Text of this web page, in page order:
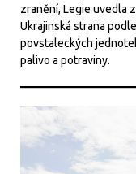
zranění, Legie uvedla
Ukrajinská strana
povstaleckých
palivo a potraviny.